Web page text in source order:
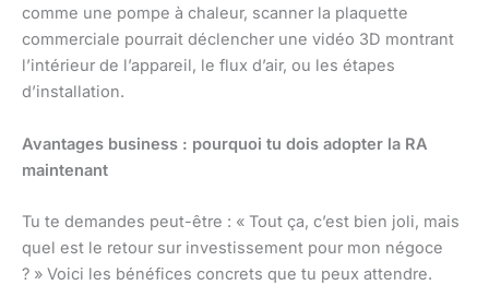
comme une pompe à chaleur, scanner la plaquette
commerciale pourrait déclencher une vidéo 3D montrant
l’intérieur de l’appareil, le flux d’air, ou les étapes
d’installation.
Avantages business : pourquoi tu dois adopter la RA
maintenant
Tu te demandes peut-être : « Tout ça, c’est bien joli, mais
quel est le retour sur investissement pour mon négoce
? » Voici les bénéfices concrets que tu peux attendre.